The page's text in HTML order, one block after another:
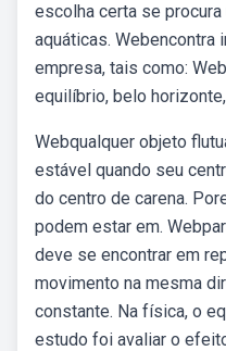
escolha certa se
aquáticas.
empresa, tais como:
equilíbrio, belo
Webqualquer objeto
estável quando seu
do centro de carena.
podem estar em.
deve se encontrar em
movimento na mesma
constante. Na física, o
estudo foi avaliar o